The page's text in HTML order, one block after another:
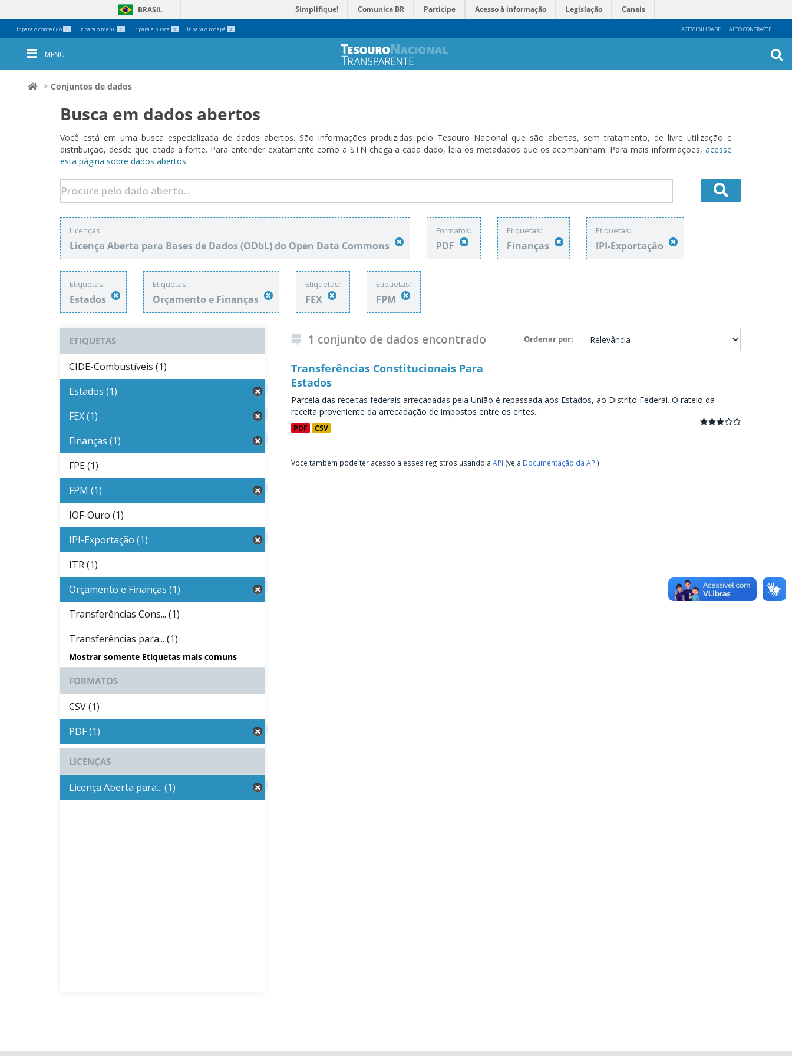
Ir para o conteúdo 1 Ir para o menu 2 Ir para a busca 3 Ir para o rodapé 4 ACESSIBILIDADE ALTO CONTRASTE
BRASIL Simplifique! Comunica BR Participe Acesso à informação Legislação Canais
Ferramentas
Pessoais
MENU
Conjuntos de dados
Busca em dados abertos
Você está em uma busca especializada de dados abertos. São informações produzidas pelo Tesouro Nacional que são abertas, sem tratamento, de livre utilização e
distribuição, desde que citada a fonte. Para entender exatamente como a STN chega a cada dado, leia os metadados que os acompanham. Para mais informações, acesse
esta página sobre dados abertos.
Licenças:
Licença Aberta para Bases de Dados (ODbL) do Open Data Commons
Formatos:
PDF
Etiquetas:
Finanças
Etiquetas:
IPI-Exportação
Etiquetas:
Estados
Etiquetas:
Orçamento e Finanças
Etiquetas:
FEX
Etiquetas:
FPM
Ordenar por
1 conjunto de dados encontrado
Transferências Constitucionais Para
Estados
Parcela das receitas federais arrecadadas pela União é repassada aos Estados, ao Distrito Federal. O rateio da
receita proveniente da arrecadação de impostos entre os entes...
PDF CSV
Você também pode ter acesso a esses registros usando a API (veja Documentação da API).
ETIQUETAS
CIDE-Combustíveis (1)
Estados (1)
FEX (1)
Finanças (1)
FPE (1)
FPM (1)
IOF-Ouro (1)
IPI-Exportação (1)
ITR (1)
Orçamento e Finanças (1)
Transferências Cons... (1)
Transferências para... (1)
Mostrar somente Etiquetas mais comuns
FORMATOS
CSV (1)
PDF (1)
LICENÇAS
Licença Aberta para... (1)